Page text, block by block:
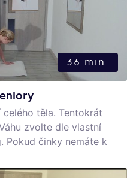
36 min.
těla. Tentokrát
zvolte dle vlastní
Pokud činky nemáte k
)